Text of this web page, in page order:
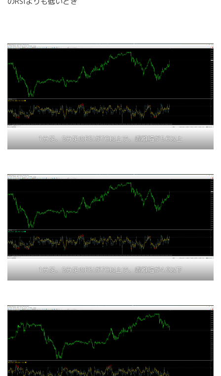
1分足、5分足のRSIが70以上で、乖離幅が5.0以上
1分足、5分足のRSIが70以上で、乖離幅が4.9以下